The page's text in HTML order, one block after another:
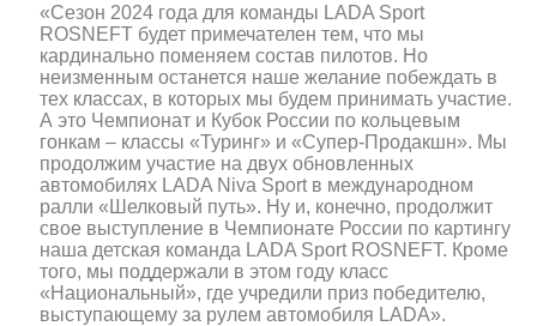
«Сезон 2024 года для команды LADA Sport
ROSNEFT будет примечателен тем, что мы
кардинально поменяем состав пилотов. Но
неизменным останется наше желание побеждать в
тех классах, в которых мы будем принимать участие.
А это Чемпионат и Кубок России по кольцевым
гонкам – классы «Туринг» и «Супер-Продакшн». Мы
продолжим участие на двух обновленных
автомобилях LADA Niva Sport в международном
ралли «Шелковый путь». Ну и, конечно, продолжит
свое выступление в Чемпионате России по картингу
наша детская команда LADA Sport ROSNEFT. Кроме
того, мы поддержали в этом году класс
«Национальный», где учредили приз победителю,
выступающему за рулем автомобиля LADA».